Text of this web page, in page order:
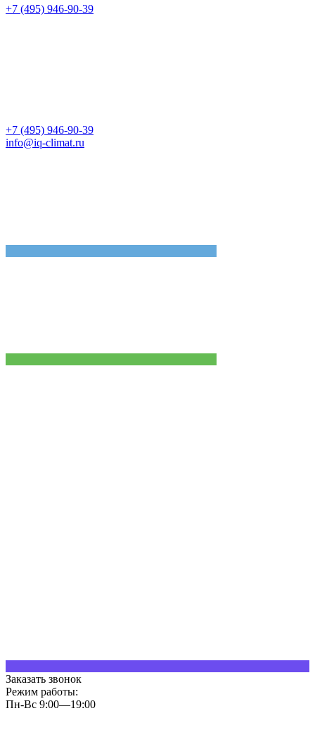
+7 (495) 946-90-39
+7 (495) 946-90-39
info@iq-climat.ru
Заказать звонок
Режим работы:
Пн-Вс 9:00—19:00